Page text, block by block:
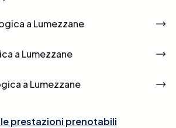
a Lumezzane
a Lumezzane
a Lumezzane
prestazioni prenotabili